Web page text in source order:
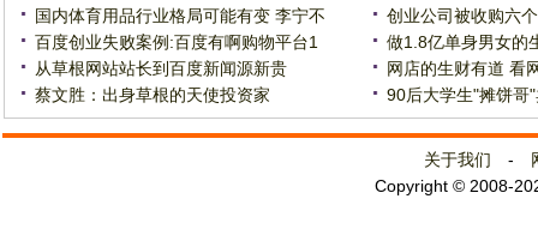
国内体育用品行业格局可能有变 李宁不
创业公司被收购六
百度创业失败案例:百度有啊购物平台1
做1.8亿单身男女的
从草根网站站长到百度新闻源新贵
网店的生财有道 看
蔡文胜：出身草根的天使投资家
90后大学生"摊饼哥
关于我们 -
Copyright © 2008-